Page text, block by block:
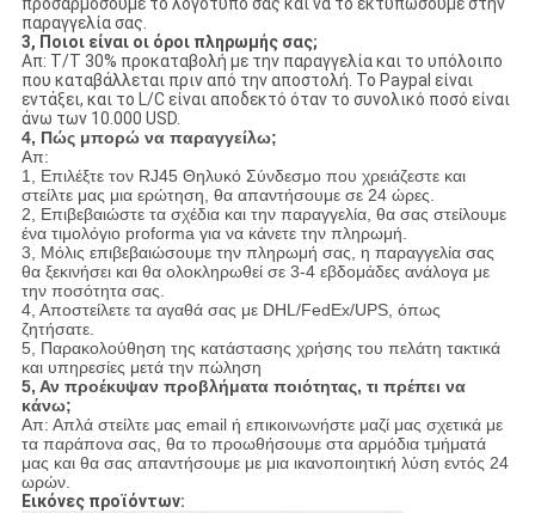
προσαρμόσουμε το λογότυπό σας και να το εκτυπώσουμε στην
παραγγελία σας.
3, Ποιοι είναι οι όροι πληρωμής σας;
Απ: T/T 30% προκαταβολή με την παραγγελία και το υπόλοιπο
που καταβάλλεται πριν από την αποστολή. Το Paypal είναι
εντάξει, και το L/C είναι αποδεκτό όταν το συνολικό ποσό είναι
άνω των 10.000 USD.
4, Πώς μπορώ να παραγγείλω;
Απ:
1, Επιλέξτε τον RJ45 Θηλυκό Σύνδεσμο που χρειάζεστε και
στείλτε μας μια ερώτηση, θα απαντήσουμε σε 24 ώρες.
2, Επιβεβαιώστε τα σχέδια και την παραγγελία, θα σας στείλουμε
ένα τιμολόγιο proforma για να κάνετε την πληρωμή.
3, Μόλις επιβεβαιώσουμε την πληρωμή σας, η παραγγελία σας
θα ξεκινήσει και θα ολοκληρωθεί σε 3-4 εβδομάδες ανάλογα με
την ποσότητα σας.
4, Αποστείλετε τα αγαθά σας με DHL/FedEx/UPS, όπως
ζητήσατε.
5, Παρακολούθηση της κατάστασης χρήσης του πελάτη τακτικά
και υπηρεσίες μετά την πώληση
5, Αν προέκυψαν προβλήματα ποιότητας, τι πρέπει να
κάνω;
Απ: Απλά στείλτε μας email ή επικοινωνήστε μαζί μας σχετικά με
τα παράπονα σας, θα το προωθήσουμε στα αρμόδια τμήματά
μας και θα σας απαντήσουμε με μια ικανοποιητική λύση εντός 24
ωρών.
Εικόνες προϊόντων: